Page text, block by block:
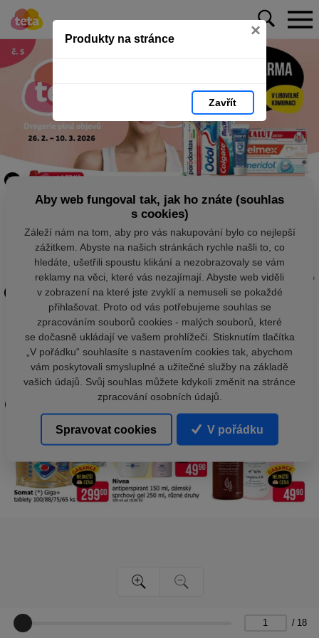
Produkty na stránce ×
Zavřít
/ 18
Aby web fungoval tak, jak ho znáte (souhlas
s cookies)
Záleží nám na tom, aby pro vás nakupování bylo co nejlepší
zážitkem. Abyste na našich stránkách rychle našli to, co
hledáte, ušetřili spoustu klikání a nezobrazovaly se vám
reklamy na věci, které vás nezajímají. Abyste web viděli
v zobrazení na které jste zvyklí a nemuseli se pokaždé
přihlašovat. Proto od vás potřebujeme souhlas se
zpracováním souborů cookies - malých souborů, které
se dočasně ukládají ve vašem prohlížeči. Stisknutím tlačítka
„V pořádku“ souhlasíte s nastavením cookies tak, abychom
vám poskytovali smysluplné a užitečné služby na základě
vašich údajů. Svůj souhlas můžete kdykoli změnit na stránce
zpracování osobních údajů.
Spravovat cookies V pořádku